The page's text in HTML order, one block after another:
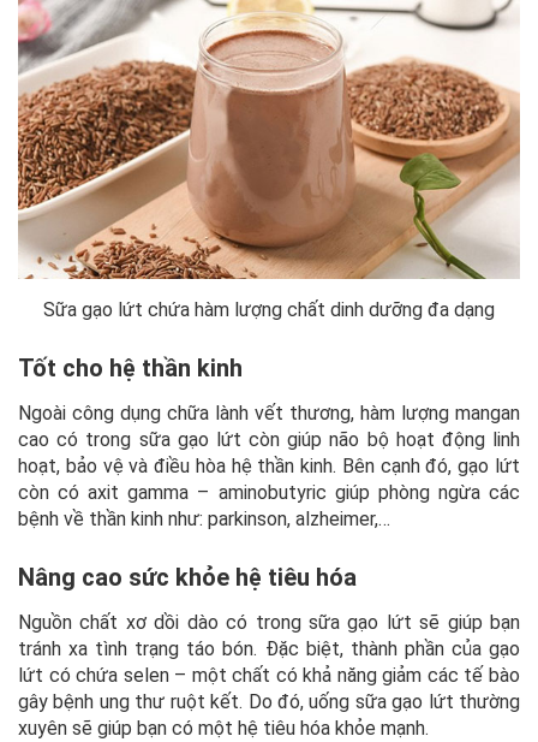
Sữa gạo lứt chứa hàm lượng chất dinh dưỡng đa dạng
Tốt cho hệ thần kinh
Ngoài công dụng chữa lành vết thương, hàm lượng mangan
cao có trong sữa gạo lứt còn giúp não bộ hoạt động linh
hoạt, bảo vệ và điều hòa hệ thần kinh. Bên cạnh đó, gạo lứt
còn có axit gamma – aminobutyric giúp phòng ngừa các
bệnh về thần kinh như: parkinson, alzheimer,…
Nâng cao sức khỏe hệ tiêu hóa
Nguồn chất xơ dồi dào có trong sữa gạo lứt sẽ giúp bạn
tránh xa tình trạng táo bón. Đặc biệt, thành phần của gạo
lứt có chứa selen – một chất có khả năng giảm các tế bào
gây bệnh ung thư ruột kết. Do đó, uống sữa gạo lứt thường
xuyên sẽ giúp bạn có một hệ tiêu hóa khỏe mạnh.